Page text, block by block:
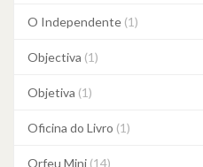
O Independente (1)
Objectiva (1)
Objetiva (1)
Oficina do Livro (1)
Orfeu Mini (14)